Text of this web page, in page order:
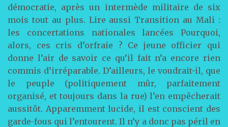
démocratie, après un intermède militaire de six
mois tout au plus. Lire aussi Transition au Mali :
les concertations nationales lancées Pourquoi,
alors, ces cris d’orfraie ? Ce jeune officier qui
donne l’air de savoir ce qu’il fait n’a encore rien
commis d’irréparable. D’ailleurs, le voudrait-il, que
le peuple (politiquement mûr, parfaitement
organisé, et toujours dans la rue) l’en empêcherait
aussitôt. Apparemment lucide, il est conscient des
garde-fous qui l’entourent. Il n’y a donc pas péril en